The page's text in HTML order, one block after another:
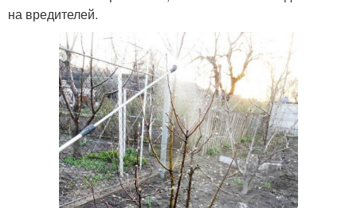
на вредителей.